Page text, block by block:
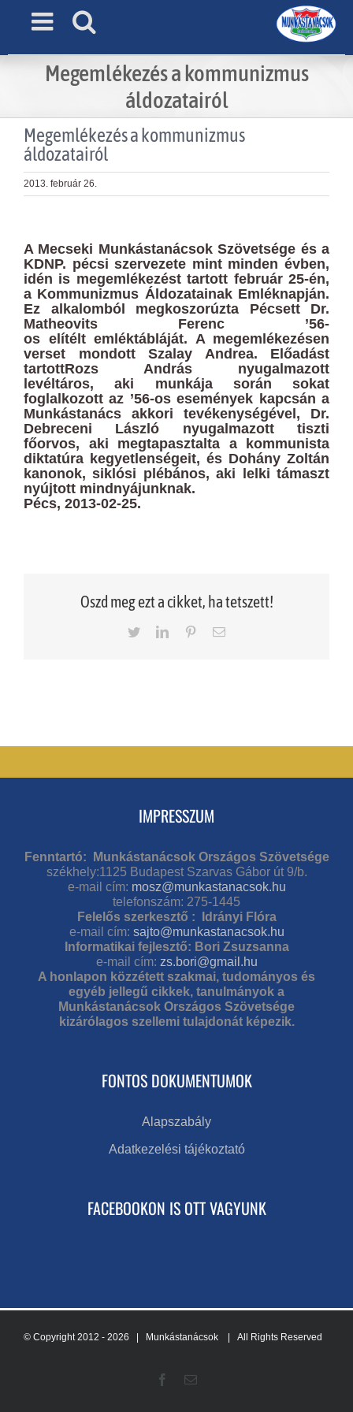
Megemlékezés a kommunizmus
áldozatairól
Megemlékezés a kommunizmus
áldozatairól
2013. február 26.
Image
A Mecseki Munkástanácsok Szövetsége és a
KDNP. pécsi szervezete mint minden évben,
idén is megemlékezést tartott február 25-én,
a Kommunizmus Áldozatainak Emléknapján.
Ez alkalomból
megkoszorúzta Pécsett Dr.
Matheovits Ferenc ’56-
os elítélt emléktábláját. A megemlékezésen
verset mondott Szalay Andrea. Előadást
tartottRozs András nyugalmazott
levéltáros,aki munkája során sokat
foglalkozott az ’56-os események kapcsán a
Munkástanács akkori tevékenységével, Dr.
Debreceni László nyugalmazott tiszti
főorvos, aki megtapasztalta a kommunista
diktatúra kegyetlenségeit, és Dohány Zoltán
kanonok, siklósi plébános, aki lelki támaszt
nyújtott mindnyájunknak.
Pécs, 2013-02-25.
Oszd meg ezt a cikket, ha tetszett!
TwitterLinkedInPinterestEmail
IMPRESSZUM
Fenntartó: Munkástanácsok Országos Szövetsége
székhely:1125 Budapest Szarvas Gábor út 9/b.
e-mail cím: mosz@munkastanacsok.hu
telefonszám: 275-1445
Felelős szerkesztő : Idrányi Flóra
e-mail cím: sajto@munkastanacsok.hu
Informatikai fejlesztő: Bori Zsuzsanna
e-mail cím: zs.bori@gmail.hu
A honlapon közzétett szakmai, tudományos és
egyéb jellegű cikkek, tanulmányok a
Munkástanácsok Országos Szövetsége
kizárólagos szellemi tulajdonát képezik.
FONTOS DOKUMENTUMOK
Alapszabály
Adatkezelési tájékoztató
FACEBOOKON IS OTT VAGYUNK
© Copyright 2012 - 2026 | Munkástanácsok | All Rights Reserved
Facebook
Email